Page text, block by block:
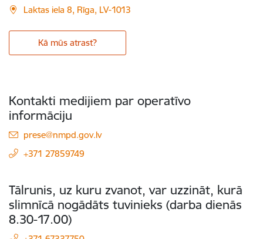
Laktas iela 8, Rīga, LV-1013
Kā mūs atrast?
Kontakti medijiem par operatīvo
informāciju
E-pasts:
prese@nmpd.gov.lv
+371 27859749
Tālrunis, uz kuru zvanot, var uzzināt, kurā
slimnīcā nogādāts tuvinieks (darba dienās
8.30-17.00)